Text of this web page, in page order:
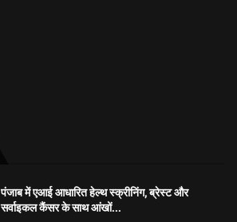
पंजाब में एआई आधारित हेल्थ स्क्रीनिंग, ब्रेस्ट और
सर्वाइकल कैंसर के साथ आंखों...